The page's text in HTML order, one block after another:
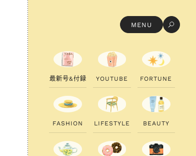
MENU
最新号&付録 YOUTU B E FORTU N E
FAS H ION LI FESTYLE B EAUTY